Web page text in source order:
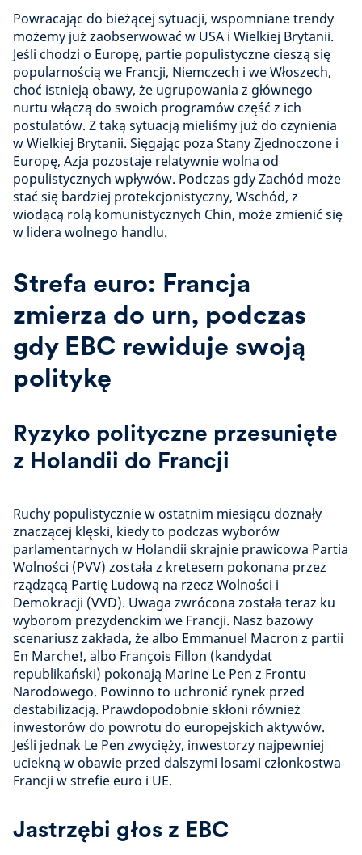
Powracając do bieżącej sytuacji, wspomniane trendy
możemy już zaobserwować w USA i Wielkiej Brytanii.
Jeśli chodzi o Europę, partie populistyczne cieszą się
popularnością we Francji, Niemczech i we Włoszech,
choć istnieją obawy, że ugrupowania z głównego
nurtu włączą do swoich programów część z ich
postulatów. Z taką sytuacją mieliśmy już do czynienia
w Wielkiej Brytanii. Sięgając poza Stany Zjednoczone i
Europę, Azja pozostaje relatywnie wolna od
populistycznych wpływów. Podczas gdy Zachód może
stać się bardziej protekcjonistyczny, Wschód, z
wiodącą rolą komunistycznych Chin, może zmienić się
w lidera wolnego handlu.
Strefa euro: Francja
zmierza do urn, podczas
gdy EBC rewiduje swoją
politykę
Ryzyko polityczne przesunięte
z Holandii do Francji
Ruchy populistycznie w ostatnim miesiącu doznały
znaczącej klęski, kiedy to podczas wyborów
parlamentarnych w Holandii skrajnie prawicowa Partia
Wolności (PVV) została z kretesem pokonana przez
rządzącą Partię Ludową na rzecz Wolności i
Demokracji (VVD). Uwaga zwrócona została teraz ku
wyborom prezydenckim we Francji. Nasz bazowy
scenariusz zakłada, że albo Emmanuel Macron z partii
En Marche!, albo François Fillon (kandydat
republikański) pokonają Marine Le Pen z Frontu
Narodowego. Powinno to uchronić rynek przed
destabilizacją. Prawdopodobnie skłoni również
inwestorów do powrotu do europejskich aktywów.
Jeśli jednak Le Pen zwycięży, inwestorzy najpewniej
uciekną w obawie przed dalszymi losami członkostwa
Francji w strefie euro i UE.
Jastrzębi głos z EBC